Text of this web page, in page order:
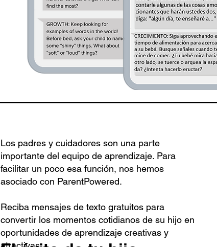
Los padres y cuidadores son una parte
importante del equipo de aprendizaje. Para
facilitar un poco esa función, nos hemos
asociado con ParentPowered.
Reciba mensajes de texto gratuitos para
convertir los momentos cotidianos de su hijo en
oportunidades de aprendizaje creativas y